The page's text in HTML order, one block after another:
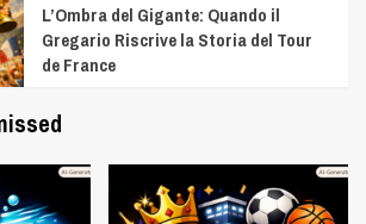
L’Ombra del Gigante: Quando il
Gregario Riscrive la Storia del Tour
de France